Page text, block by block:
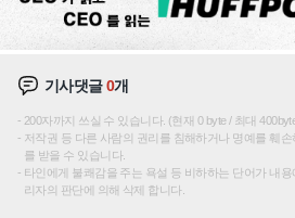
기사댓글0개
200자까지 쓰실 수 있습니다. (현재 0 byte / 최대
저작권 등 다른 사람의 권리를 침해하거나 명예를 훼
를 받을 수 있습니다.
타인에게 불쾌감을 주는 욕설 등 비하하는 단어가 내
리자의 판단에 의해 삭제 합니다.